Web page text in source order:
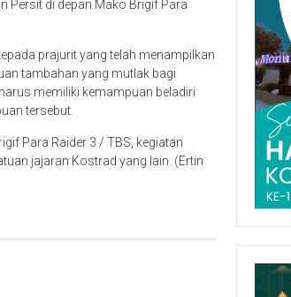
Persit di depan Mako Brigif Para
prajurit yang telah menampilkan
tambahan yang mutlak bagi
memiliki kemampuan beladiri
tersebut.
Para Raider 3 / TBS, kegiatan
jajaran Kostrad yang lain. (Ertin